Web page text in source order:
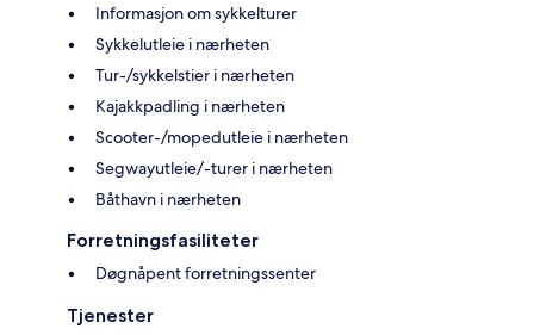
Informasjon om sykkelturer
Sykkelutleie i nærheten
Tur-/sykkelstier i nærheten
Kajakkpadling i nærheten
Scooter-/mopedutleie i nærheten
Segwayutleie/-turer i nærheten
Båthavn i nærheten
Forretningsfasiliteter
Døgnåpent forretningssenter
Tjenester